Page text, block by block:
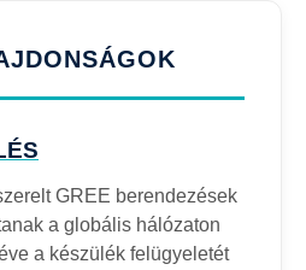
GREE berendezések
a globális hálózaton
a készülék felügyeletét